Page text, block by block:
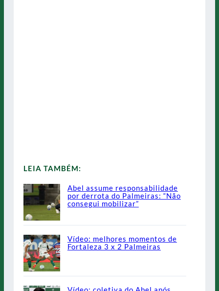
LEIA TAMBÉM:
Abel assume responsabilidade
por derrota do Palmeiras: “Não
consegui mobilizar”
Vídeo: melhores momentos de
Fortaleza 3 x 2 Palmeiras